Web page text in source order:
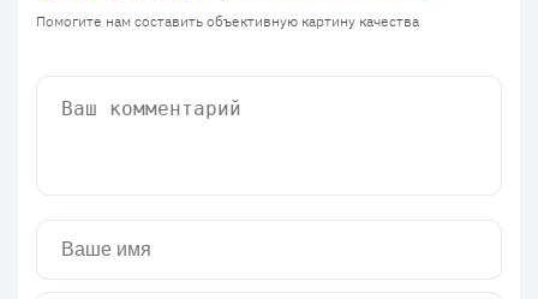
Помогите нам составить объективную картину качества